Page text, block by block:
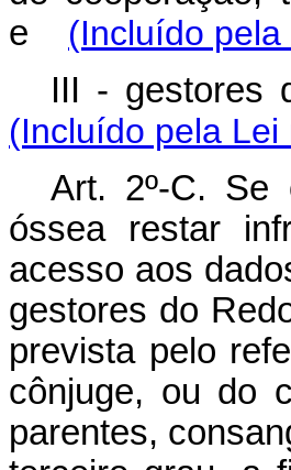
e (Incluído
III - gestores
(Incluído pela Lei
Art. 2º-C. Se
óssea restar
acesso aos
gestores do
prevista pelo
cônjuge, ou do
parentes,